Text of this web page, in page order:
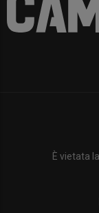
È vietata